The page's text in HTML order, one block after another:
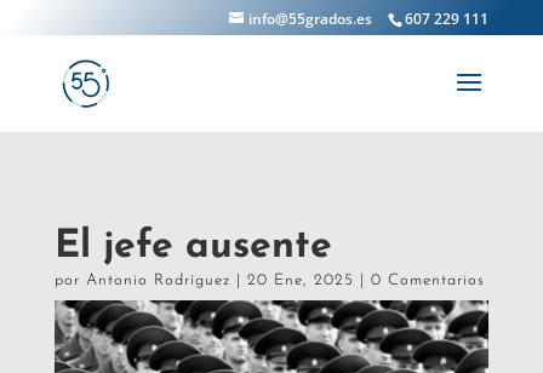
607 229 111
info@55grados.es
El jefe ausente
por Antonio Rodríguez 20 Ene, 2025 0 Comentarios